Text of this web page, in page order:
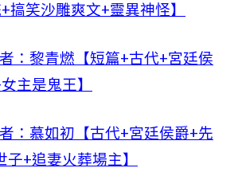
搞笑沙雕爽文+靈異神怪】
：黎青燃【短篇+古代+宮廷侯
主是鬼王】
：慕如初【古代+宮廷侯爵+先
+追妻火葬場主】